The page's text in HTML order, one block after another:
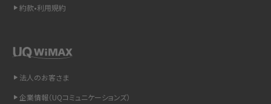
LINEで送信取り消しをする方法は？相手に知られるのか、削除との違いも紹介
詳しく解説
Wi-Fiを快適に使うための速度はどれくらい？用途別の目安・回線ごとの平均を
紹介
約款•利用規約
法人のお客さま
企業情報（UQコミュニケーションズ）